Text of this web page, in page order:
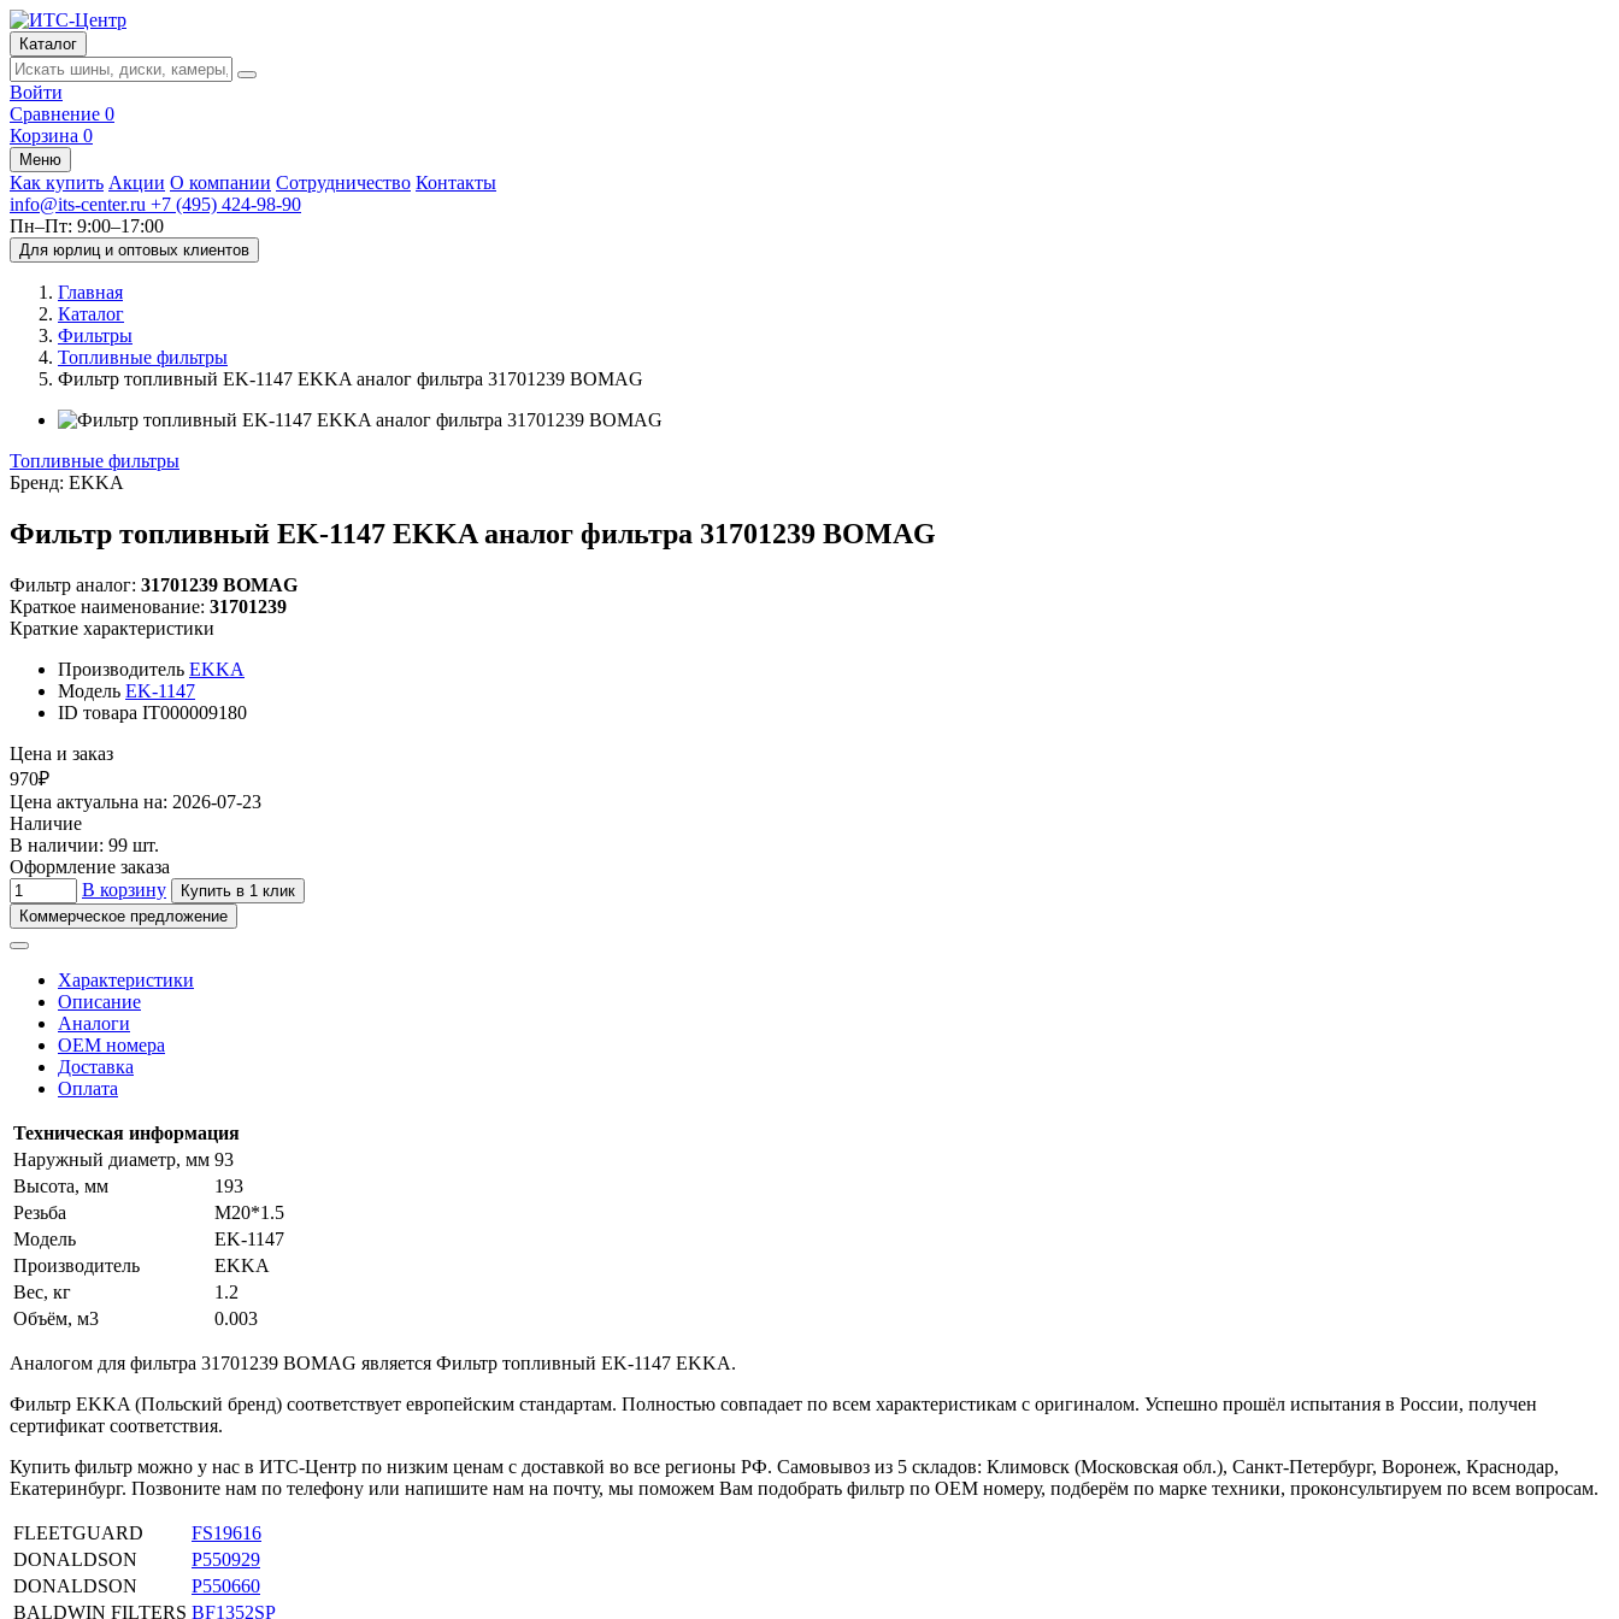
Каталог
Войти
Сравнение 0
Корзина 0
Меню
Как купить Акции О компании Сотрудничество Контакты
info@its-center.ru +7 (495) 424-98-90
Пн–Пт: 9:00–17:00
Для юрлиц и оптовых клиентов
Главная
Каталог
Фильтры
Топливные фильтры
Фильтр топливный EK-1147 EKKA аналог фильтра 31701239 BOMAG
Топливные фильтры
Бренд: EKKA
Фильтр топливный EK-1147 EKKA аналог фильтра 31701239 BOMAG
Фильтр аналог: 31701239 BOMAG
Краткое наименование: 31701239
Краткие характеристики
Производитель EKKA
Модель EK-1147
ID товара IT000009180
Цена и заказ
970₽
Цена актуальна на: 2026-07-23
Наличие
В наличии: 99 шт.
Оформление заказа
В корзину
Купить в 1 клик
Коммерческое предложение
Характеристики
Описание
Аналоги
OEM номера
Доставка
Оплата
Техническая информация
Наружный диаметр, мм 93
Высота, мм
193
Резьба
M20*1.5
Модель
EK-1147
Производитель
EKKA
Вес, кг
1.2
Объём, м3
0.003
Аналогом для фильтра 31701239 BOMAG является Фильтр топливный EK-1147 EKKA.
Фильтр EKKA (Польский бренд) соответствует европейским стандартам. Полностью совпадает по всем характеристикам с оригиналом. Успешно прошёл испытания в России, получен
сертификат соответствия.
Купить фильтр можно у нас в ИТС-Центр по низким ценам с доставкой во все регионы РФ. Самовывоз из 5 складов: Климовск (Московская обл.), Санкт-Петербург, Воронеж, Краснодар,
Екатеринбург. Позвоните нам по телефону или напишите нам на почту, мы поможем Вам подобрать фильтр по OEM номеру, подберём по марке техники, проконсультируем по всем вопросам.
FLEETGUARD
FS19616
DONALDSON
P550929
DONALDSON
P550660
BALDWIN FILTERS BF1352SP